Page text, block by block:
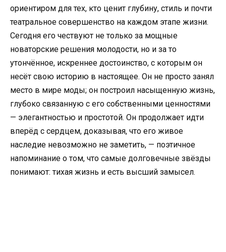
ориентиром для тех, кто ценит глубину, стиль и почти
театральное совершенство на каждом этапе жизни.
Сегодня его чествуют не только за мощные
новаторские решения молодости, но и за то
утончённое, искреннее достоинство, с которым он
несёт свою историю в настоящее. Он не просто занял
место в мире моды; он построил насыщенную жизнь,
глубоко связанную с его собственными ценностями
— элегантностью и простотой. Он продолжает идти
вперёд с сердцем, доказывая, что его живое
наследие невозможно не заметить, — поэтичное
напоминание о том, что самые долговечные звёзды
понимают: тихая жизнь и есть высший замысел.